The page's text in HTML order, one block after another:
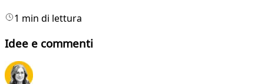
1 min di lettura
Idee e commenti